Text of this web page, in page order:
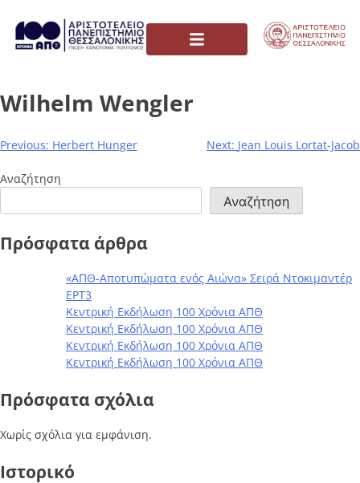
Wilhelm Wengler
Previous: Herbert Hunger Next: Jean Louis Lortat-Jacob
Αναζήτηση
Αναζήτηση
Πρόσφατα άρθρα
«ΑΠΘ-Αποτυπώματα ενός Αιώνα» Σειρά Ντοκιμαντέρ
ΕΡΤ3
Κεντρική Εκδήλωση 100 Χρόνια ΑΠΘ
Κεντρική Εκδήλωση 100 Χρόνια ΑΠΘ
Κεντρική Εκδήλωση 100 Χρόνια ΑΠΘ
Κεντρική Εκδήλωση 100 Χρόνια ΑΠΘ
Πρόσφατα σχόλια
Χωρίς σχόλια για εμφάνιση.
Ιστορικό